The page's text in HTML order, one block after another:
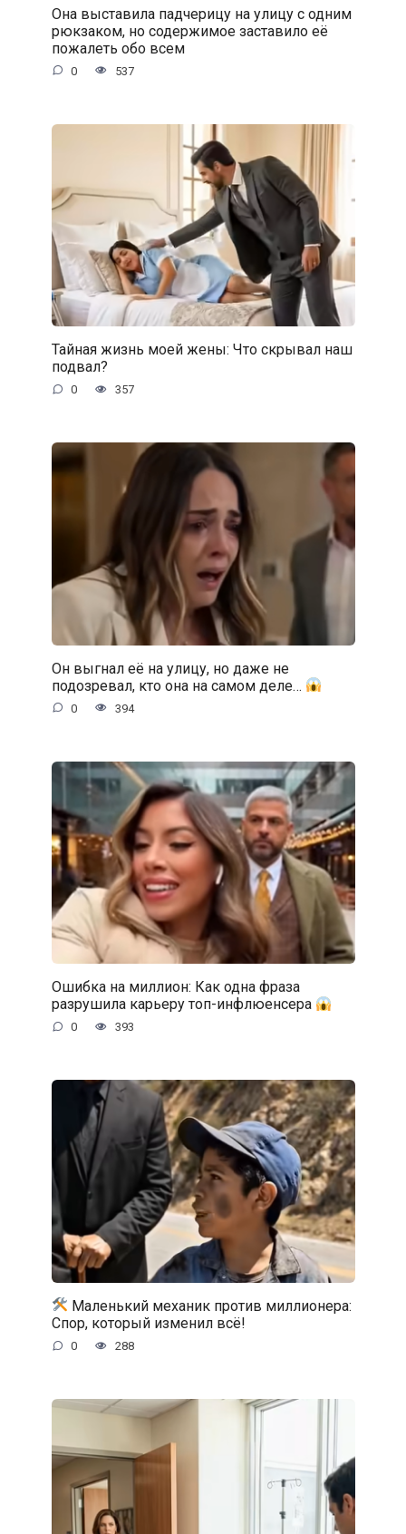
Она выставила падчерицу на улицу с одним
рюкзаком, но содержимое заставило её
пожалеть обо всем
0 537
Тайная жизнь моей жены: Что скрывал наш
подвал?
0 357
Он выгнал её на улицу, но даже не
подозревал, кто она на самом деле…
0 394
Ошибка на миллион: Как одна фраза
разрушила карьеру топ-инфлюенсера
0 393
Маленький механик против миллионера:
Спор, который изменил всё!
0 288